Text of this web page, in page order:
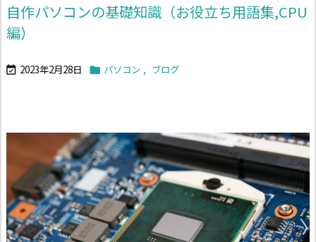
自作パソコンの基礎知識（お役立ち用語集,CPU
編）
 2023年2月28日  パソコン , ブログ